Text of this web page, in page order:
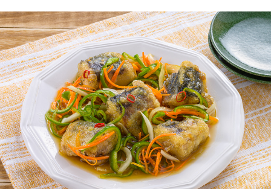
商品カテゴリ
酢 調味酢
お酢ドリンク ぽん酢
みりん風・料理酒 鍋用調味料
新商品一覧
キャンペーン情報
ブランド・スペシャルサイト
ブランド・スペシャルサイト トップ
商品ブランドサイト
Fibee（ファイビー）
企業情報